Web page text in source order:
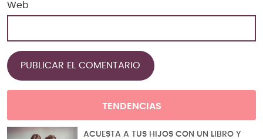
Web
TENDENCIAS
ACUESTA A TUS HIJOS CON UN LIBRO Y